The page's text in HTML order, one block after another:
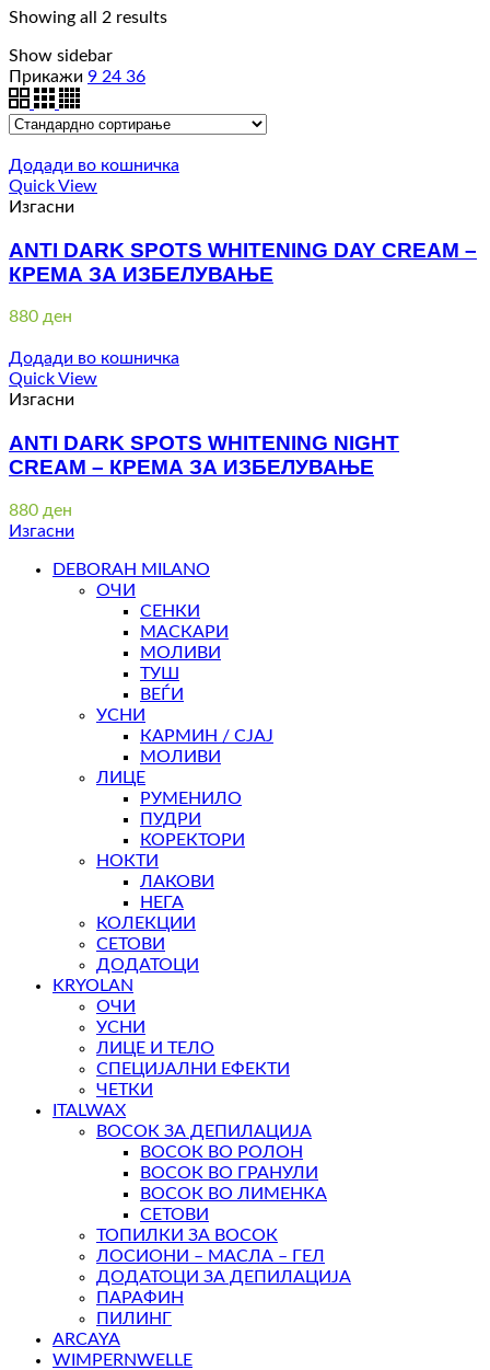
Showing all 2 results
Show sidebar
Прикажи 9 24 36
Додади во кошничка
Quick View
Изгасни
ANTI DARK SPOTS WHITENING DAY CREAM –
КРЕМА ЗА ИЗБЕЛУВАЊЕ
880 ден
Додади во кошничка
Quick View
Изгасни
ANTI DARK SPOTS WHITENING NIGHT
CREAM – КРЕМА ЗА ИЗБЕЛУВАЊЕ
880 ден
Изгасни
DEBORAH MILANO
ОЧИ
СЕНКИ
МАСКАРИ
МОЛИВИ
ТУШ
ВЕЃИ
УСНИ
КАРМИН / СЈАЈ
МОЛИВИ
ЛИЦЕ
РУМЕНИЛО
ПУДРИ
КОРЕКТОРИ
НОКТИ
ЛАКОВИ
НЕГА
КОЛЕКЦИИ
СЕТОВИ
ДОДАТОЦИ
KRYOLAN
ОЧИ
УСНИ
ЛИЦЕ И ТЕЛО
СПЕЦИЈАЛНИ ЕФЕКТИ
ЧЕТКИ
ITALWAX
ВОСОК ЗА ДЕПИЛАЦИЈА
ВОСОК ВО РОЛОН
ВОСОК ВО ГРАНУЛИ
ВОСОК ВО ЛИМЕНКА
СЕТОВИ
ТОПИЛКИ ЗА ВОСОК
ЛОСИОНИ – МАСЛА – ГЕЛ
ДОДАТОЦИ ЗА ДЕПИЛАЦИЈА
ПАРАФИН
ПИЛИНГ
ARCAYA
WIMPERNWELLE